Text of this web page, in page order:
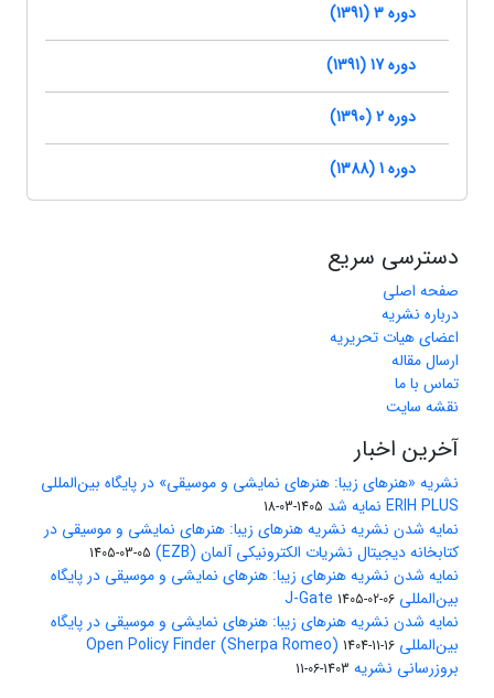
دوره 3 (1391)
دوره 17 (1391)
دوره 2 (1390)
دوره 1 (1388)
دسترسی سریع
صفحه اصلی
درباره نشریه
اعضای هیات تحریریه
ارسال مقاله
تماس با ما
نقشه سایت
آخرین اخبار
نشریه «هنرهای زیبا: هنرهای نمایشی و موسیقی» در پایگاه بین‌المللی
ERIH PLUS نمایه شد
1405-03-18
نمایه شدن نشریه نشریه هنرهای زیبا: هنرهای نمایشی و موسیقی در
کتابخانه دیجیتال نشریات الکترونیکی آلمان (EZB)
1405-03-05
نمایه شدن نشریه هنرهای زیبا: هنرهای نمایشی و موسیقی در پایگاه
بین‌المللی J-Gate 1405-02-06
نمایه شدن نشریه هنرهای زیبا: هنرهای نمایشی و موسیقی در پایگاه
بین‌المللی Open Policy Finder (Sherpa Romeo) 1404-11-16
بروزرسانی نشریه 1403-06-11